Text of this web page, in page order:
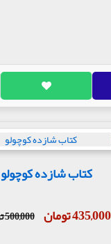
کتاب شازده کوچولو
435,000 تومان 500,000 تومان